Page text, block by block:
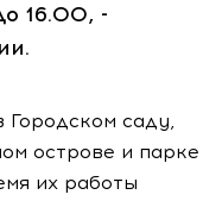
16.00, -
Городском саду,
острове и парке
их работы